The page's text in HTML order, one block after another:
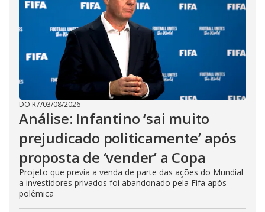
DO R7/03/08/2026
Análise: Infantino ‘sai muito
prejudicado politicamente’ após
proposta de ‘vender’ a Copa
Projeto que previa a venda de parte das ações do Mundial
a investidores privados foi abandonado pela Fifa após
polêmica